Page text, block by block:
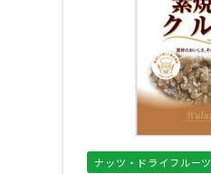
ナッツ・ドライフルーツ